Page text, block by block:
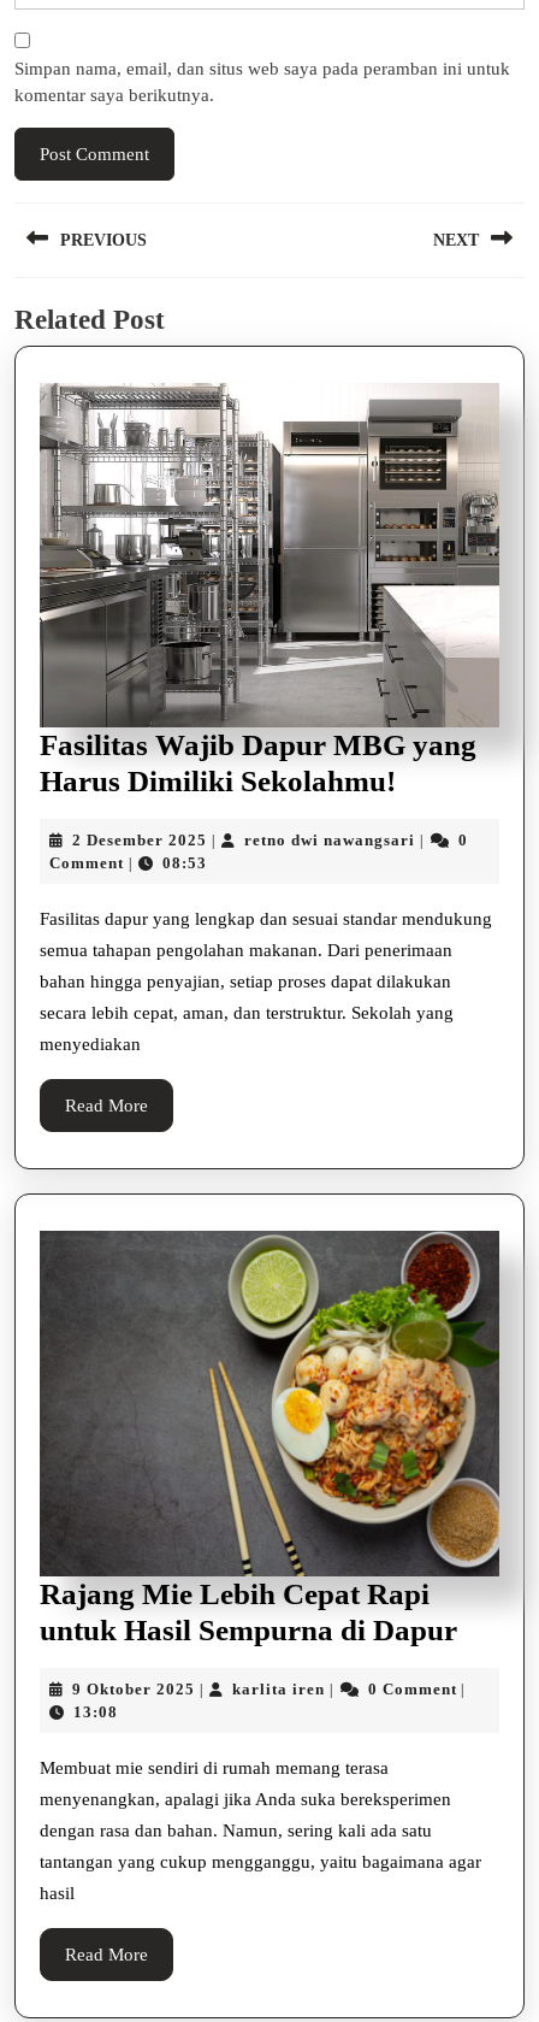
Simpan nama, email, dan situs web saya pada peramban ini untuk
komentar saya berikutnya.
pos
PREVIOUS
post:
NEXT
Related Post
Fasilitas Wajib Dapur MBG yang
Harus Dimiliki Sekolahmu!
Dapur
yang
Harus
Dimiliki
2 Desember 2025 2
retno dwi nawangsari retno 0
Comment
08:53
Fasilitas dapur yang lengkap dan sesuai standar mendukung
semua tahapan pengolahan makanan. Dari penerimaan
bahan hingga penyajian, setiap proses dapat dilakukan
secara lebih cepat, aman, dan terstruktur. Sekolah yang
menyediakan
Read More
More
Rajang Mie Lebih Cepat Rapi
untuk Hasil Sempurna di Dapur
Lebih
9 Oktober 2025 9| karlita iren karlita
| 0 Comment |
13:08
Membuat mie sendiri di rumah memang terasa
menyenangkan, apalagi jika Anda suka bereksperimen
dengan rasa dan bahan. Namun, sering kali ada satu
tantangan yang cukup mengganggu, yaitu bagaimana agar
hasil
Read More
More